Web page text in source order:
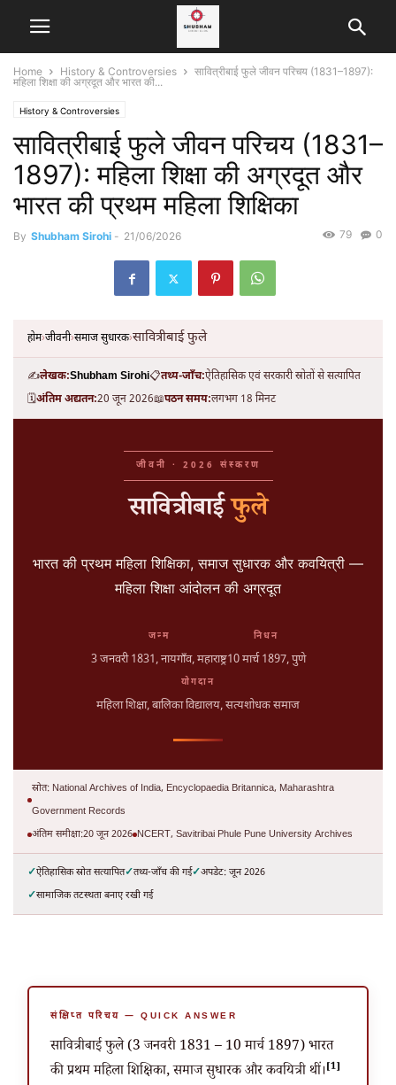
Home History & Controversies
सावित्रीबाई फुले जीवन परिचय (1831–1897):
महिला शिक्षा की अग्रदूत और भारत की...
History & Controversies
सावित्रीबाई फुले जीवन परिचय (1831–
1897): महिला शिक्षा की अग्रदूत और
भारत की प्रथम महिला शिक्षिका
By Shubham Sirohi - 21/06/2026 0
79
होम›जीवनी›समाज सुधारक›सावित्रीबाई फुले
✍️लेखक:Shubham Sirohi📋तथ्य-जाँच:ऐतिहासिक एवं सरकारी स्रोतों से सत्यापित
🗓️अंतिम अद्यतन:20 जून 2026📖पठन समय:लगभग 18 मिनट
जीवनी · 2026 संस्करण
सावित्रीबाईफुले
भारत की प्रथम महिला शिक्षिका, समाज सुधारक और कवयित्री —
महिला शिक्षा आंदोलन की अग्रदूत
जन्म
3 जनवरी 1831, नायगाँव, महाराष्ट्र
निधन
10 मार्च 1897, पुणे
योगदान
महिला शिक्षा, बालिका विद्यालय, सत्यशोधक समाज
स्रोत: National Archives of India, Encyclopaedia Britannica, Maharashtra
Government Records
अंतिम समीक्षा:20 जून 2026 NCERT, Savitribai Phule Pune University Archives
ऐतिहासिक स्रोत सत्यापित तथ्य-जाँच की गई
अपडेट: जून 2026
सामाजिक तटस्थता बनाए रखी गई
संक्षिप्त परिचय — QUICK ANSWER
सावित्रीबाई फुले (3 जनवरी 1831 – 10 मार्च 1897) भारत
की प्रथम महिला शिक्षिका, समाज सुधारक और कवयित्री थीं।[1]